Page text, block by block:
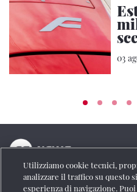
03
La testata online del Gruppo
Utilizziamo cookie tecnici,
analizzare il traffico su questo
esperienza di navigazione.